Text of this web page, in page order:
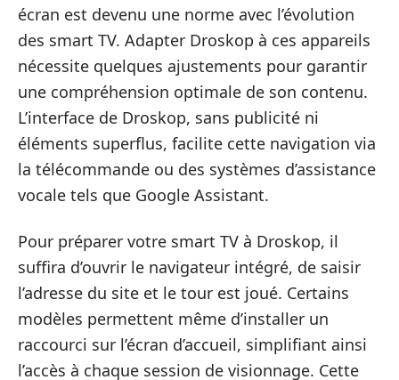
écran est devenu une norme avec l’évolution
des smart TV. Adapter Droskop à ces appareils
nécessite quelques ajustements pour garantir
une compréhension optimale de son contenu.
L’interface de Droskop, sans publicité ni
éléments superflus, facilite cette navigation via
la télécommande ou des systèmes d’assistance
vocale tels que Google Assistant.
Pour préparer votre smart TV à Droskop, il
suffira d’ouvrir le navigateur intégré, de saisir
l’adresse du site et le tour est joué. Certains
modèles permettent même d’installer un
raccourci sur l’écran d’accueil, simplifiant ainsi
l’accès à chaque session de visionnage. Cette